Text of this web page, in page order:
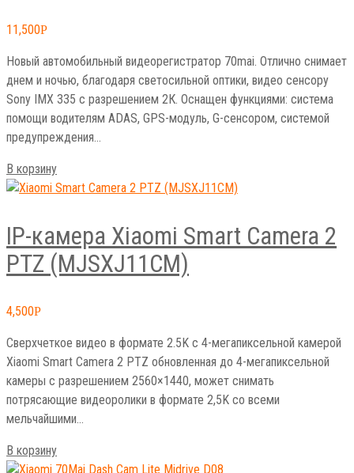
11,500Р
Новый автомобильный видеорегистратор 70mai. Отлично снимает
днем и ночью, благодаря светосильной оптики, видео сенсору
Sony IMX 335 с разрешением 2К. Оснащен функциями: система
помощи водителям ADAS, GPS-модуль, G-сенсором, системой
предупреждения…
В корзину
IP-камера Xiaomi Smart Camera 2
PTZ (MJSXJ11CM)
4,500Р
Сверхчеткое видео в формате 2.5K с 4-мегапиксельной камерой
Xiaomi Smart Camera 2 PTZ обновленная до 4-мегапиксельной
камеры с разрешением 2560×1440, может снимать
потрясающие видеоролики в формате 2,5K со всеми
мельчайшими…
В корзину